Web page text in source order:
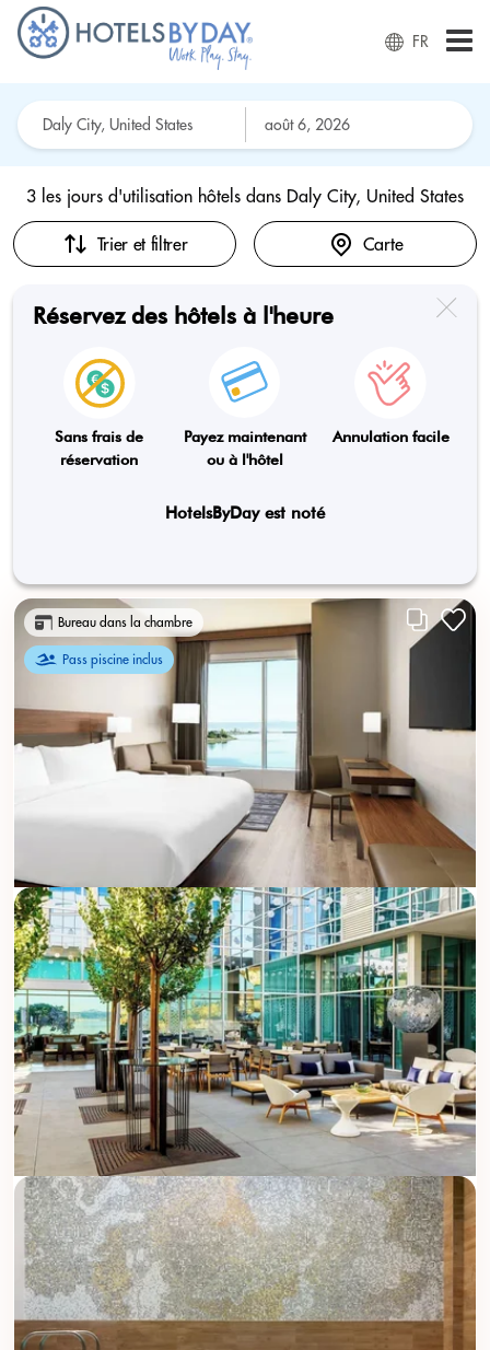
FR
3 les jours d'utilisation hôtels dans Daly City, United States
Trier et filtrer Carte
Réservez des hôtels à l'heure
Sans frais de
réservation
Payez maintenant
ou à l'hôtel
Annulation facile
HotelsByDay est noté
Bureau dans la chambre
Pass piscine inclus